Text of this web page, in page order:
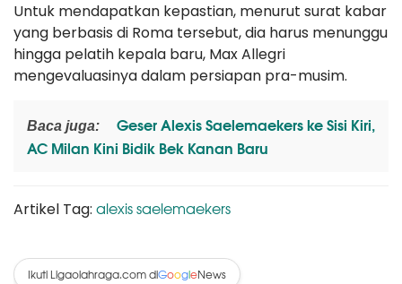
Untuk mendapatkan kepastian, menurut surat kabar
yang berbasis di Roma tersebut, dia harus menunggu
hingga pelatih kepala baru, Max Allegri
mengevaluasinya dalam persiapan pra-musim.
Baca juga:
Geser Alexis Saelemaekers ke Sisi Kiri,
AC Milan Kini Bidik Bek Kanan Baru
Artikel Tag: alexis saelemaekers
Ikuti Ligaolahraga.com diGoogleNews